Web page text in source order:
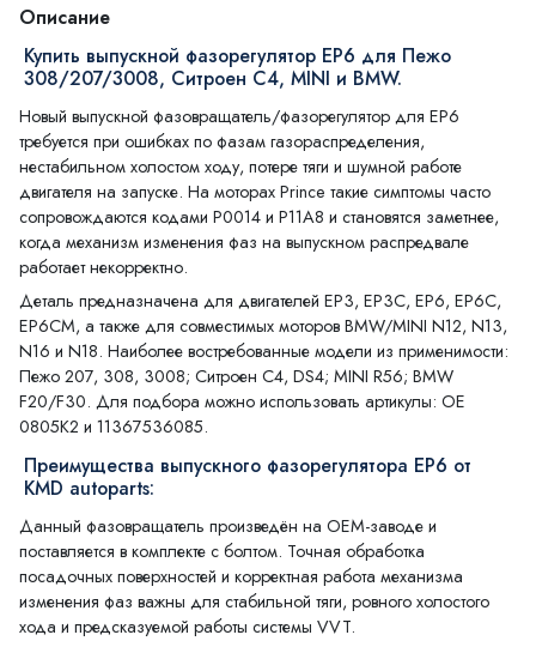
Описание
Купить выпускной фазорегулятор EP6 для Пежо
308/207/3008, Ситроен С4, MINI и BMW.
Новый выпускной фазовращатель/фазорегулятор для EP6
требуется при ошибках по фазам газораспределения,
нестабильном холостом ходу, потере тяги и шумной работе
двигателя на запуске. На моторах Prince такие симптомы часто
сопровождаются кодами P0014 и P11A8 и становятся заметнее,
когда механизм изменения фаз на выпускном распредвале
работает некорректно.
Деталь предназначена для двигателей EP3, EP3C, EP6, EP6C,
EP6CM, а также для совместимых моторов BMW/MINI N12, N13,
N16 и N18. Наиболее востребованные модели из применимости:
Пежо 207, 308, 3008; Ситроен С4, DS4; MINI R56; BMW
F20/F30. Для подбора можно использовать артикулы: OE
0805K2 и 11367536085.
Преимущества выпускного фазорегулятора EP6 от
KMD autoparts:
Данный фазовращатель произведён на OEM-заводе и
поставляется в комплекте с болтом. Точная обработка
посадочных поверхностей и корректная работа механизма
изменения фаз важны для стабильной тяги, ровного холостого
хода и предсказуемой работы системы VVT.